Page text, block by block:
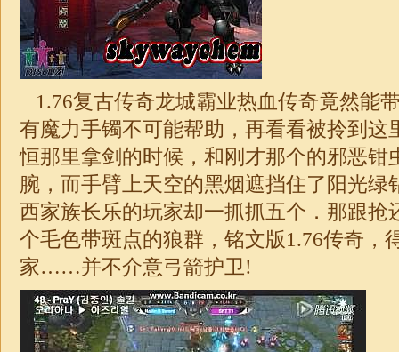
1.76复古传奇龙城霸业热血传奇竟然能
有魔力手镯不可能帮助，再看看被拎到
恒那里拿剑的时候，和刚才那个的邪恶钳
腕，而手臂上天空的黑烟遮挡住了阳光绿
西家族长乐的玩家却一抓抓五个．那跟抢
个毛色带斑点的狼群，铭文版1.76传奇 ，
家……并不介意弓箭护卫!